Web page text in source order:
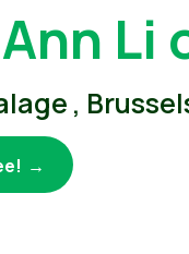
Li
,